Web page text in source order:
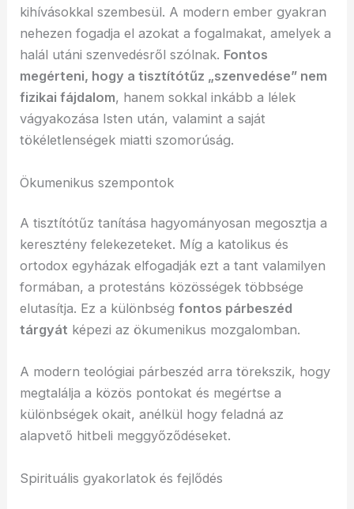
kihívásokkal szembesül. A modern ember gyakran
nehezen fogadja el azokat a fogalmakat, amelyek a
halál utáni szenvedésről szólnak. Fontos
megérteni, hogy a tisztítótűz „szenvedése” nem
fizikai fájdalom, hanem sokkal inkább a lélek
vágyakozása Isten után, valamint a saját
tökéletlenségek miatti szomorúság.
Ökumenikus szempontok
A tisztítótűz tanítása hagyományosan megosztja a
keresztény felekezeteket. Míg a katolikus és
ortodox egyházak elfogadják ezt a tant valamilyen
formában, a protestáns közösségek többsége
elutasítja. Ez a különbségfontos párbeszéd
tárgyát képezi az ökumenikus mozgalomban.
A modern teológiai párbeszéd arra törekszik, hogy
megtalálja a közös pontokat és megértse a
különbségek okait, anélkül hogy feladná az
alapvető hitbeli meggyőződéseket.
Spirituális gyakorlatok és fejlődés